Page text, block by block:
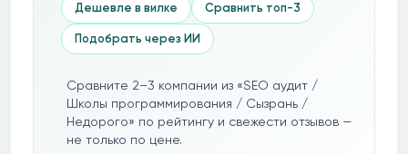
Дешевле в вилке Сравнить топ-3
Подобрать через ИИ
Сравните 2–3 компании из «SEO аудит /
Школы программирования / Сызрань /
Недорого» по рейтингу и свежести отзывов —
не только по цене.